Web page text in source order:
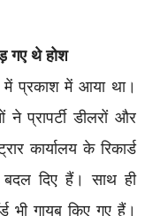
गए थे होश
में प्रकाश में आया था।
प्रापर्टी डीलरों और
कार्यालय के रिकार्ड
दिए हैं। साथ ही
भी गायब किए गए हैं।